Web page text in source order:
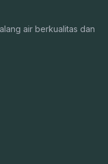
air berkualitas dan